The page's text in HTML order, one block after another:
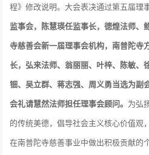
程》修改说明。大会表决通过第五届理
监事会，陈慧瑛任监事长，德煌法师、
寺慈善会新一届理事会机构，南普陀寺
长，弘来法师、翁丽丽、叶梓、陈敏、
钿、吴立群、蒋志强、周义勇当选为副
会礼请慧然法师担任理事会顾问。 为弘
的传统美德，倡导社会主义核心价值观
在南普陀寺慈善事业中做出积极贡献的